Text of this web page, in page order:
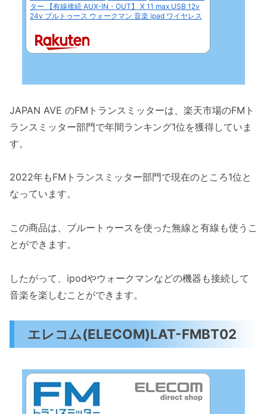
ター 【有線接続 AUX-IN・OUT】 X 11 max USB 12v
24v ブルトゥース ウォークマン 音楽 ipad ワイヤレス
JAPAN AVE のFMトランスミッターは、楽天市場のFMト
ランスミッター部門で年間ランキング1位を獲得していま
す。
2022年もFMトランスミッター部門で現在のところ1位と
なっています。
この商品は、ブルートゥースを使った無線と有線も使うこ
とができます。
したがって、ipodやウォークマンなどの機器も接続して
音楽を楽しむことができます。
エレコム(ELECOM)LAT-FMBT02